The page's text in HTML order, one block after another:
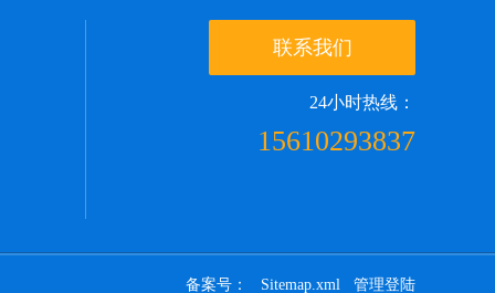
联系我们
24小时热线：
15610293837
备案号： Sitemap.xml 管理登陆